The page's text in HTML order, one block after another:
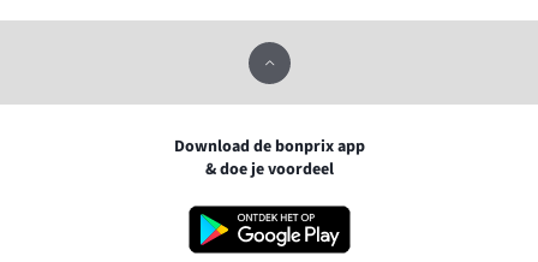
Download de bonprix app
& doe je voordeel